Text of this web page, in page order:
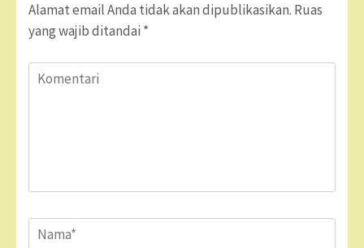
Alamat email Anda tidak akan dipublikasikan. Ruas
yang wajib ditandai *
Komentari
Name*